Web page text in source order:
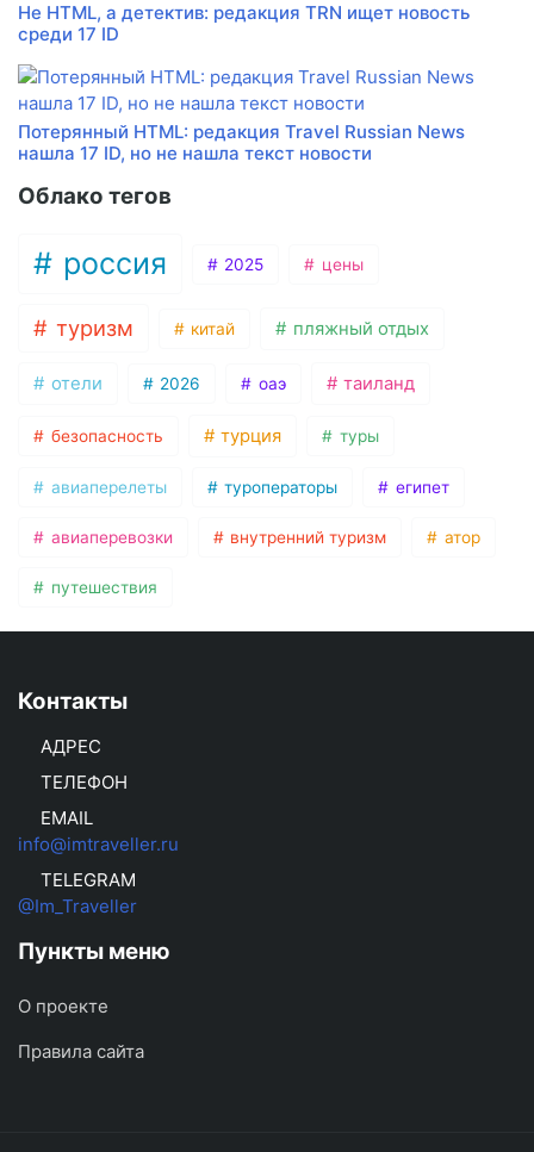
Не HTML, а детектив: редакция TRN ищет новость
среди 17 ID
Потерянный HTML: редакция Travel Russian News
нашла 17 ID, но не нашла текст новости
Облако тегов
россия 2025 цены
туризм китай пляжный отдых
отели 2026 оаэ таиланд
безопасность турция туры
авиаперелеты туроператоры египет
авиаперевозки внутренний туризм атор
путешествия
Контакты
АДРЕС
ТЕЛЕФОН
EMAIL
info@imtraveller.ru
TELEGRAM
@Im_Traveller
Пункты меню
О проекте
Правила сайта